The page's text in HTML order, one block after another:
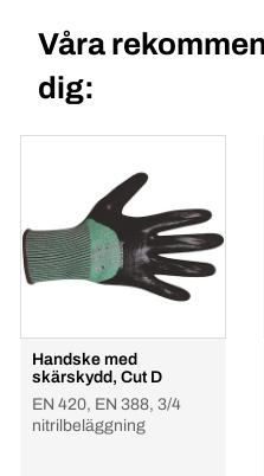
Våra
dig:
Handske med
skärskydd, Cut D
EN 420, EN 388, 3/4
nitrilbeläggning